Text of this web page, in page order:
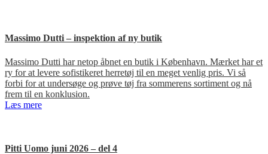
Massimo Dutti – inspektion af ny butik
Massimo Dutti har netop åbnet en butik i København. Mærket har et
ry for at levere sofistikeret herretøj til en meget venlig pris. Vi så
forbi for at undersøge og prøve tøj fra sommerens sortiment og nå
frem til en konklusion.
Læs mere
Pitti Uomo juni 2026 – del 4